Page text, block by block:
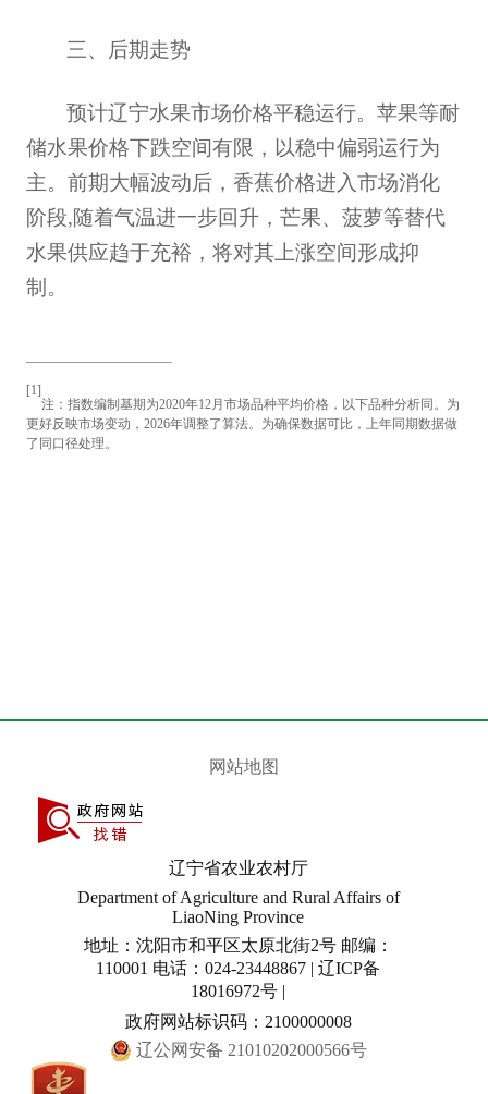
三、后期走势
预计辽宁水果市场价格平稳运行。苹果等耐
储水果价格下跌空间有限，以稳中偏弱运行为
主。前期大幅波动后，香蕉价格进入市场消化
阶段,随着气温进一步回升，芒果、菠萝等替代
水果供应趋于充裕，将对其上涨空间形成抑
制。
[1]
注：指数编制基期为2020年12月市场品种平均价格，以下品种分析同。为
更好反映市场变动，2026年调整了算法。为确保数据可比，上年同期数据做
了同口径处理。
网站地图
辽宁省农业农村厅
Department of Agriculture and Rural Affairs of
LiaoNing Province
地址：沈阳市和平区太原北街2号 邮编：
110001 电话：024-23448867 | 辽ICP备
18016972号 |
政府网站标识码：2100000008
辽公网安备 21010202000566号